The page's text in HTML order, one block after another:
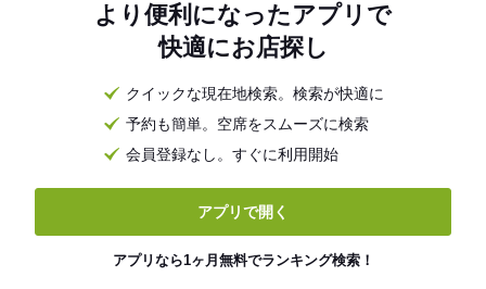
より便利になったアプリで
快適にお店探し
クイックな現在地検索。検索が快適に
予約も簡単。空席をスムーズに検索
会員登録なし。すぐに利用開始
アプリで開く
アプリなら1ヶ月無料でランキング検索！